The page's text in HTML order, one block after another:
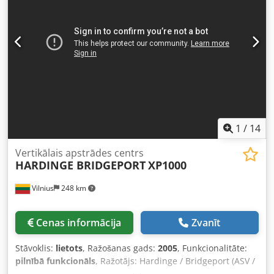
1 / 14
Vilnius 248 km
Vertikālais apstrādes centrs
HARDINGE BRIDGEPORTXP1000
Cenas informācija Zvanīt
Stāvoklis: lietots, Ražošanas gads: 2005, Funkcionalitāte:
pilnībā funkcionāls, Ražotājs: Hardinge / Bridgeport (ASV /